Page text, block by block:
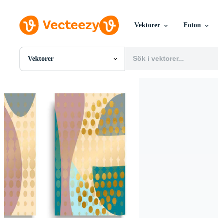
Vektorer Foton
Vektorer
Alla Bilder
PNGs
PSDs
SVGs
Mallar
Vektorer
Videor
Rörlig grafik
Redaktionella Bilder
Redaktionella Evenemang